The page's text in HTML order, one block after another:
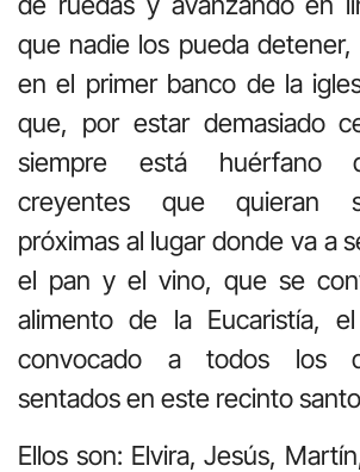
que nadie los pueda detener,
en el primer banco de la
que, por estar demasiado
siempre está huérfano
creyentes que quieran
próximas al lugar donde va a
el pan y el vino, que se
alimento de la Eucaristía,
convocado a todos los
sentados en este recinto
Ellos son: Elvira, Jesús,